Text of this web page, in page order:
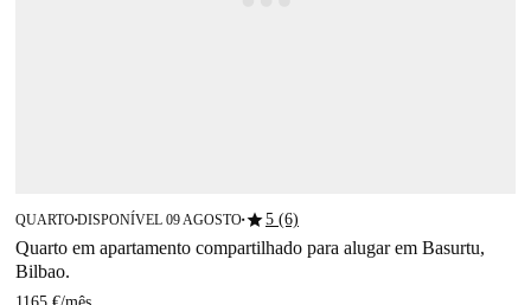
QUARTO■DISPONÍVEL 09 AGOSTO■star5 (6)
Quarto em apartamento compartilhado para alugar em Basurtu,
Bilbao.